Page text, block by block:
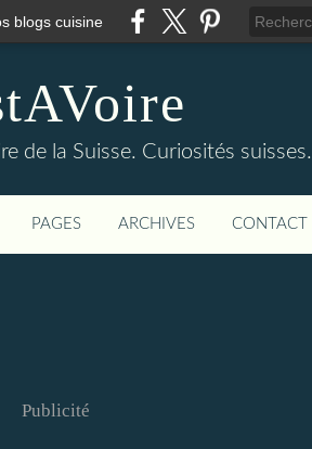
blogs cuisine
de la Suisse. Curiosités suisses.
PAGES ARCHIVES CONTACT
Publicité